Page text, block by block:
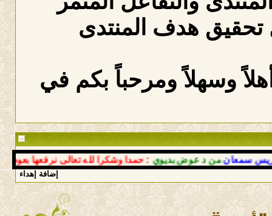
هدف المنتدى
وسهلاً ومرحباً بكم في
من د عوض بديوي : حمدا وشكرا لله تعالى نرفعها بعودتك
إضافة إهداء